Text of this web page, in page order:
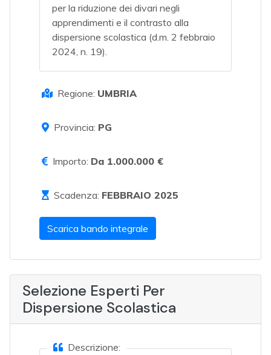
per la riduzione dei divari negli
apprendimenti e il contrasto alla
dispersione scolastica (d.m. 2 febbraio
2024, n. 19).
Regione: UMBRIA
Provincia: PG
Importo: Da 1.000.000 €
Scadenza: FEBBRAIO 2025
Scarica bando integrale
Selezione Esperti Per
Dispersione Scolastica
Descrizione: